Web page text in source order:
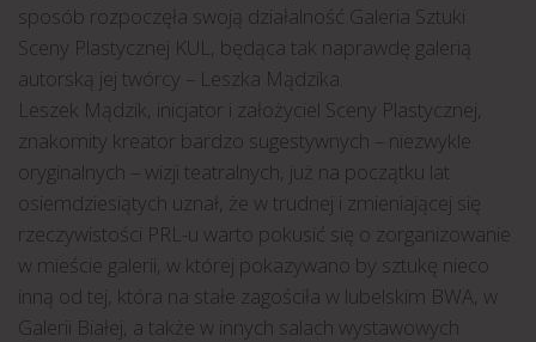
sposób rozpoczęła swoją działalność Galeria Sztuki
Sceny Plastycznej KUL, będąca tak naprawdę galerią
autorską jej twórcy – Leszka Mądzika.
Leszek Mądzik, inicjator i założyciel Sceny Plastycznej,
znakomity kreator bardzo sugestywnych – niezwykle
oryginalnych – wizji teatralnych, już na początku lat
osiemdziesiątych uznał, że w trudnej i zmieniającej się
rzeczywistości PRL-u warto pokusić się o zorganizowanie
w mieście galerii, w której pokazywano by sztukę nieco
inną od tej, która na stałe zagościła w lubelskim BWA, w
Galerii Białej, a także w innych salach wystawowych